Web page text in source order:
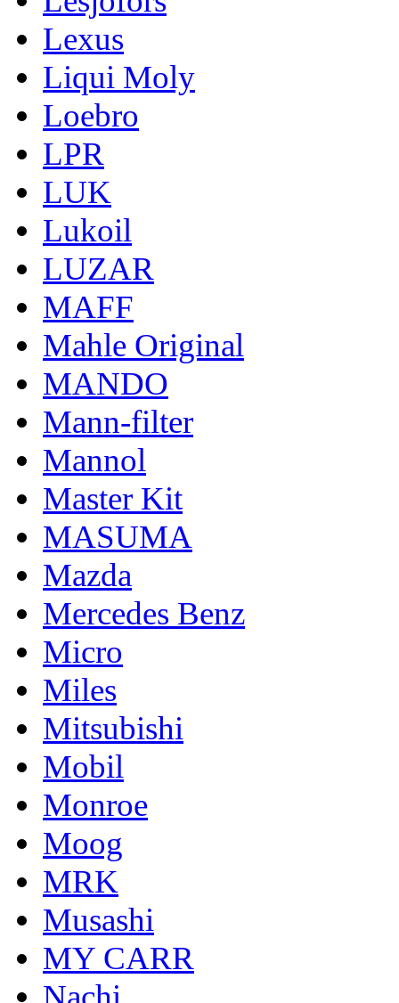
Lexus
Liqui Moly
Loebro
LPR
LUK
Lukoil
LUZAR
MAFF
Mahle Original
MANDO
Mann-filter
Mannol
Master Kit
MASUMA
Mazda
Mercedes Benz
Micro
Miles
Mitsubishi
Mobil
Monroe
Moog
MRK
Musashi
MY CARR